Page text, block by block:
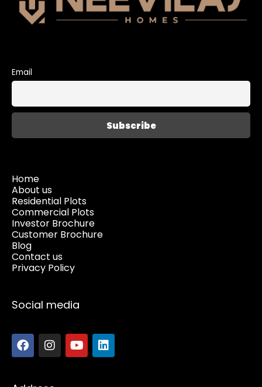
Email
Home
About us
Residential Plots
Commercial Plots
Investor Brochure
Customer Brochure
Blog
Contact us
Privacy Policy
Social media